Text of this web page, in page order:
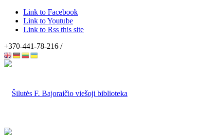
Link to Facebook
Link to Youtube
Link to Rss this site
+370-441-78-216 /